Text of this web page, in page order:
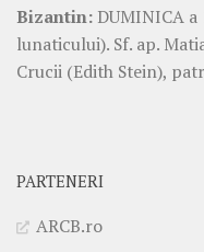
Bizantin: DUMINICA a
lunaticului). Sf. ap.
Crucii (Edith Stein),
PARTENERI
ARCB.ro